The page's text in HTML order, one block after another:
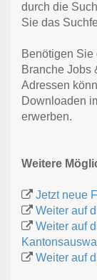
durch die
Sie das
Benötigen Sie
Branche Jobs
Adressen
Downloaden
erwerben.
Weitere
Jetzt neue
Weiter auf
Weiter auf
Weiter auf